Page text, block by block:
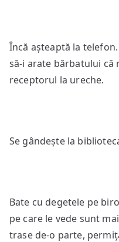
Încă așteaptă la
să-i arate bărbatului că
receptorul la ureche.
Se gândește la
Bate cu degetele pe
pe care le vede sunt
trase de-o parte,